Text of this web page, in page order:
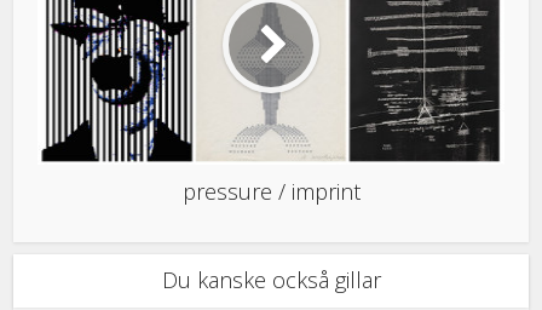
pressure / imprint
Du kanske också gillar